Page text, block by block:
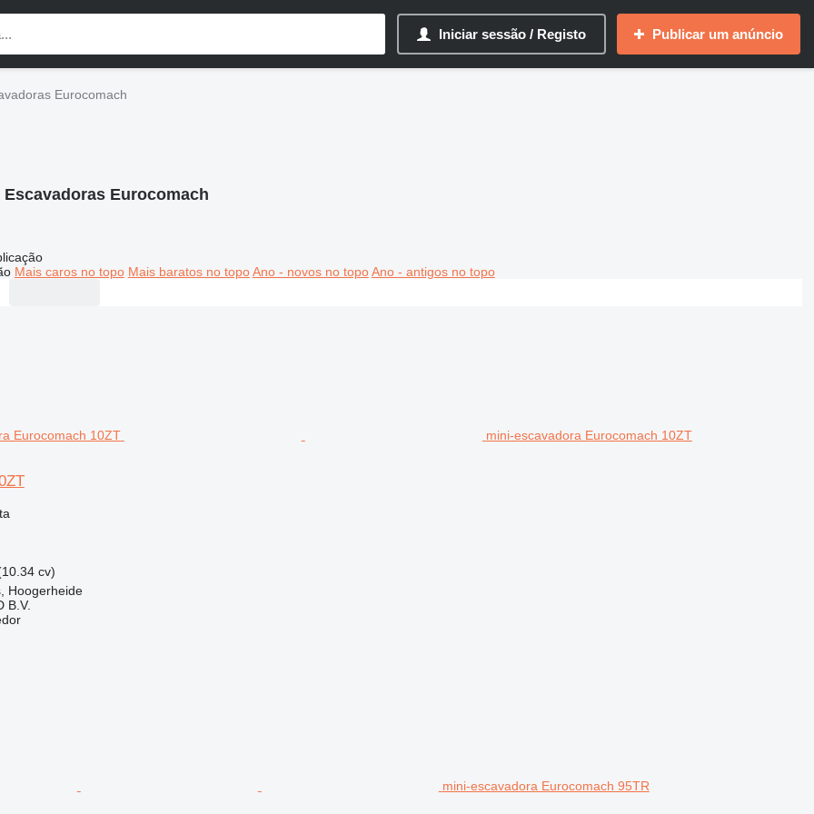
Iniciar sessão / Registo Publicar um anúncio
Eurocomach
Escavadoras Eurocomach
Mais caros no topo Mais baratos no topo Ano - novos no topo Ano - antigos no topo
mini-escavadora Eurocomach 10ZT
cv)
Hoogerheide
B.V.
mini-escavadora Eurocomach 95TR